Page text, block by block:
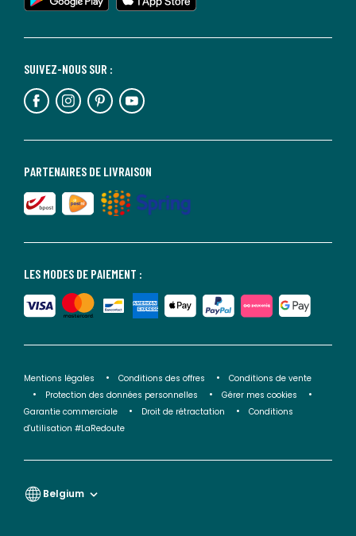
LES MODES DE PAIEMENT :
PARTENAIRES DE LIVRAISON
SUIVEZ-NOUS SUR :
Mentions légales Conditions des offres
Conditions de vente
Protection des données personnelles
Gérer mes cookies
Garantie commerciale
Droit de rétractation
Conditions
d'utilisation #LaRedoute
Belgium